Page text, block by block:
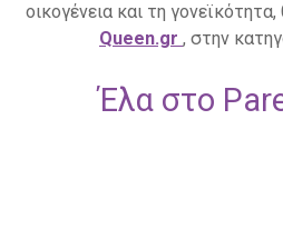
οικογένεια και τη
Queen.gr , στην
Έλα στο